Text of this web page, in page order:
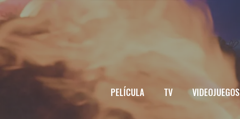
Saltar
al
contenido
PELÍCULA TV VIDEOJUEGOS